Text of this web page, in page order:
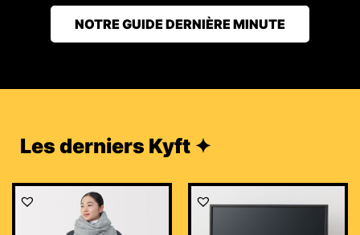
NOTRE GUIDE DERNIÈRE MINUTE
Les derniers Kyft ✦